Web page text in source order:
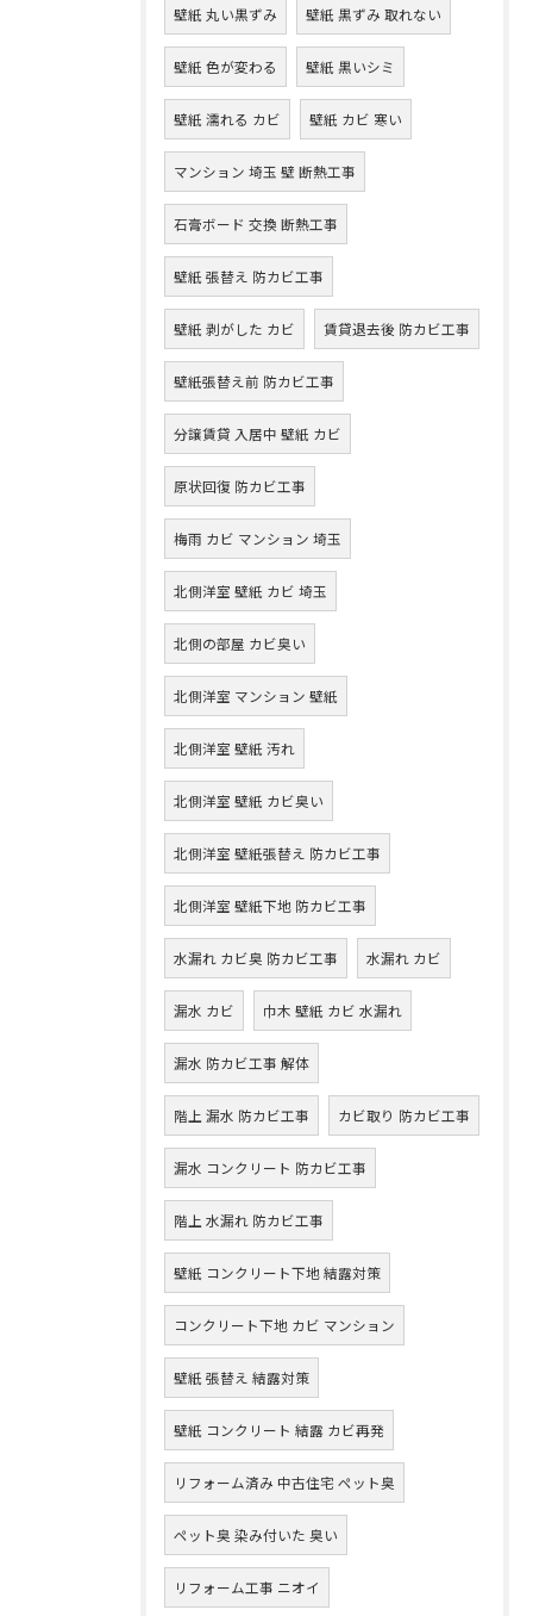
壁紙 丸い黒ずみ 壁紙 黒ずみ 取れない
壁紙 色が変わる 壁紙 黒いシミ
壁紙 濡れる カビ 壁紙 カビ 寒い
マンション 埼玉 壁 断熱工事
石膏ボード 交換 断熱工事
壁紙 張替え 防カビ工事
壁紙 剥がした カビ 賃貸退去後 防カビ工事
壁紙張替え前 防カビ工事
分譲賃貸 入居中 壁紙 カビ
原状回復 防カビ工事
梅雨 カビ マンション 埼玉
北側洋室 壁紙 カビ 埼玉
北側の部屋 カビ臭い
北側洋室 マンション 壁紙
北側洋室 壁紙 汚れ
北側洋室 壁紙 カビ臭い
北側洋室 壁紙張替え 防カビ工事
北側洋室 壁紙下地 防カビ工事
水漏れ カビ臭 防カビ工事 水漏れ カビ
漏水 カビ 巾木 壁紙 カビ 水漏れ
漏水 防カビ工事 解体
階上 漏水 防カビ工事 カビ取り 防カビ工事
漏水 コンクリート 防カビ工事
階上 水漏れ 防カビ工事
壁紙 コンクリート下地 結露対策
コンクリート下地 カビ マンション
壁紙 張替え 結露対策
壁紙 コンクリート 結露 カビ再発
リフォーム済み 中古住宅 ペット臭
ペット臭 染み付いた 臭い
リフォーム工事 ニオイ